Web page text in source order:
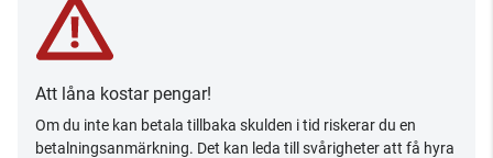
Att låna kostar pengar!
Om du inte kan betala tillbaka skulden i tid riskerar du en
betalningsanmärkning. Det kan leda till svårigheter att få hyra